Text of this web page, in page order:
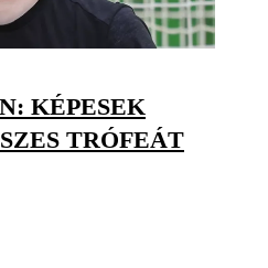
KÉPESEK
TRÓFEÁT